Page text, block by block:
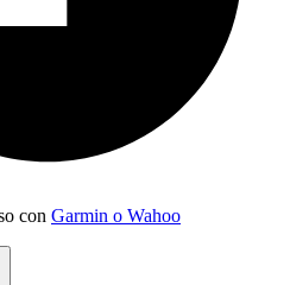
con Garmin o Wahoo